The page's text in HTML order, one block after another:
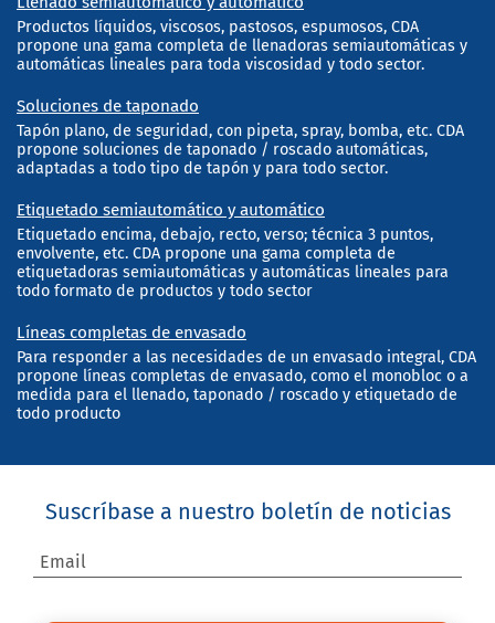
Productos líquidos, viscosos, pastosos, espumosos, CDA
propone una gama completa de llenadoras semiautomáticas y
automáticas lineales para toda viscosidad y todo sector.
Soluciones de taponado
Tapón plano, de seguridad, con pipeta, spray, bomba, etc. CDA
propone soluciones de taponado / roscado automáticas,
adaptadas a todo tipo de tapón y para todo sector.
Etiquetado semiautomático y automático
Etiquetado encima, debajo, recto, verso; técnica 3 puntos,
envolvente, etc. CDA propone una gama completa de
etiquetadoras semiautomáticas y automáticas lineales para
todo formato de productos y todo sector
Líneas completas de envasado
Para responder a las necesidades de un envasado integral, CDA
propone líneas completas de envasado, como el monobloc o a
medida para el llenado, taponado / roscado y etiquetado de
todo producto
Suscríbase a nuestro boletín de noticias
Email